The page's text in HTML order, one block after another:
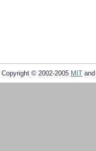
Copyright © 2002-2005 MIT